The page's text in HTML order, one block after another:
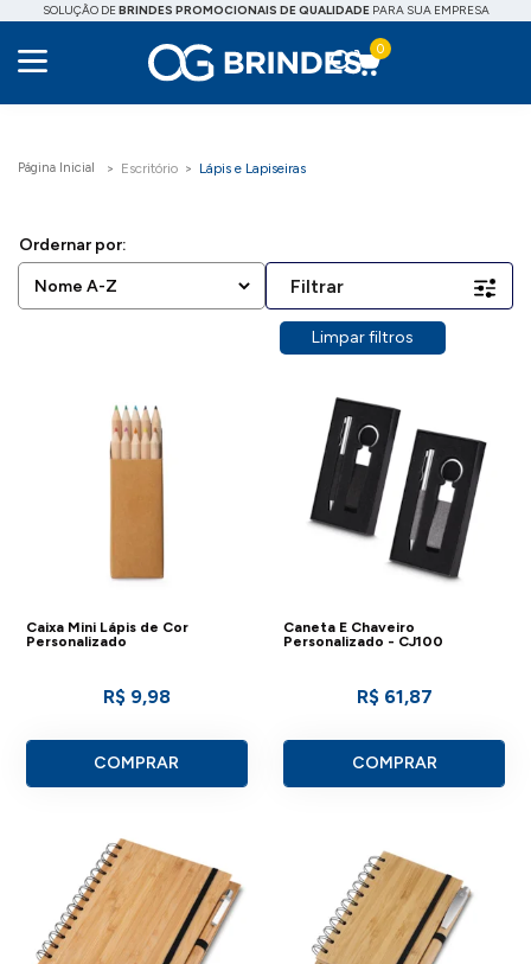
SOLUÇÃO DEBRINDES PROMOCIONAIS DE QUALIDADEPARA SUA EMPRESA
0
Escritório Lápis e Lapiseiras
Filtrar
Limpar filtros
Caixa Mini Lápis de Cor
Personalizado
R$ 9,98
COMPRAR
Caneta E Chaveiro
Personalizado - CJ100
R$ 61,87
COMPRAR